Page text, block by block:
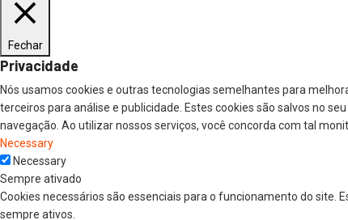
Fechar
Privacidade
Nós usamos cookies e outras tecnologias semelhantes para
terceiros para análise e publicidade. Estes cookies são salvos no
navegação. Ao utilizar nossos serviços, você concorda com tal
Necessary
Necessary
Sempre ativado
Cookies necessários são essenciais para o funcionamento do site.
sempre ativos.